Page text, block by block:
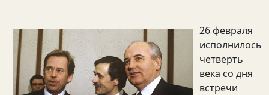
26 февраля
исполнилось
четверть
века со дня
встречи